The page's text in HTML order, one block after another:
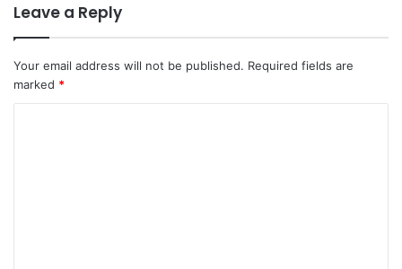
Leave a Reply
Your email address will not be published. Required fields are
marked *